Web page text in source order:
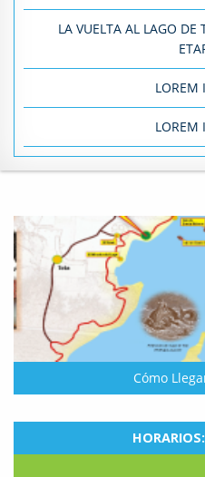
LA VUELTA AL LAGO
LOREM
LOREM
Cómo